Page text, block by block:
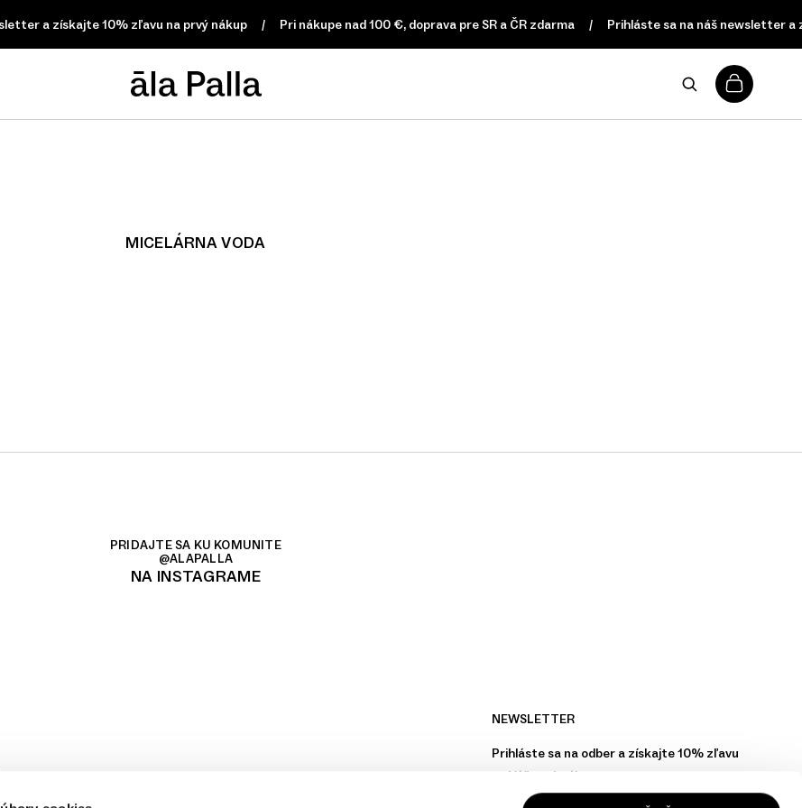
a získajte 10% zľavu na prvý nákup Pri nákupe nad 100 €, doprava pre SR a ČR zdarma Prihláste sa na náš newsletter a
0
MICELÁRNA VODA
PRIDAJTE SA KU KOMUNITE
@ALAPALLA
NA INSTAGRAME
NEWSLETTER
Prihláste sa na odber a získajte 10% zľavu
na Váš prvý nákup.